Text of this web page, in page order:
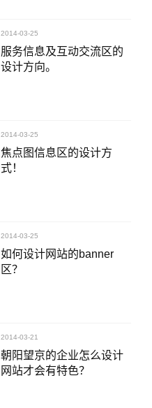
2014-03-25
服务信息及互动交流区的
设计方向。
2014-03-25
焦点图信息区的设计方
式！
2014-03-25
如何设计网站的banner
区？
2014-03-21
朝阳望京的企业怎么设计
网站才会有特色？